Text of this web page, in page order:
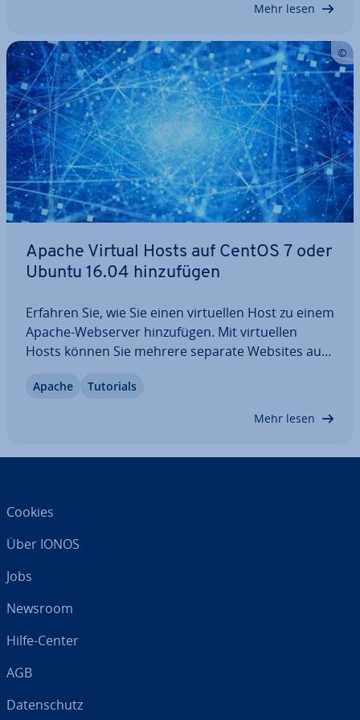
Mehr lesen
Apache Virtual Hosts auf CentOS 7 oder
Ubuntu 16.04 hin­zu­fü­gen
Erfahren Sie, wie Sie einen vir­tu­el­len Host zu einem
Apache-Webserver hin­zu­fü­gen. Mit vir­tu­el­len
Hosts können Sie mehrere separate Websites auf
Satz von Ver­zeich­nis­sen für jede Website.
Apache Tutorials
Mehr lesen
Cookies
Über IONOS
Jobs
Newsroom
Hilfe-Center
AGB
Da­ten­schutz